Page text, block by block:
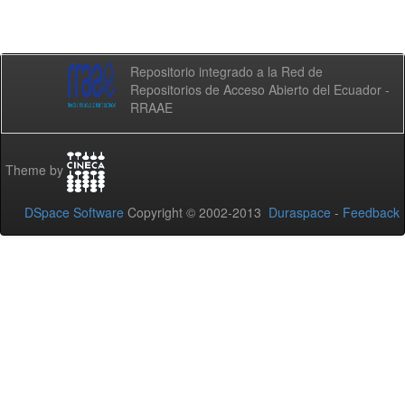
Repositorio integrado a la Red de
Repositorios de Acceso Abierto del Ecuador -
RRAAE
Theme by
DSpace Software Copyright © 2002-2013 Duraspace - Feedback